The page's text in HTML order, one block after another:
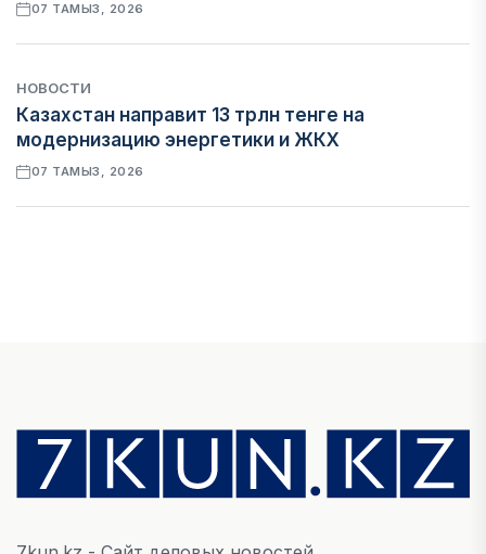
07 ТАМЫЗ, 2026
НОВОСТИ
Казахстан направит 13 трлн тенге на
модернизацию энергетики и ЖКХ
07 ТАМЫЗ, 2026
Денежно-кредитная политика влияет не
только на спрос, но и на предложение труда
07 ТАМЫЗ, 2026